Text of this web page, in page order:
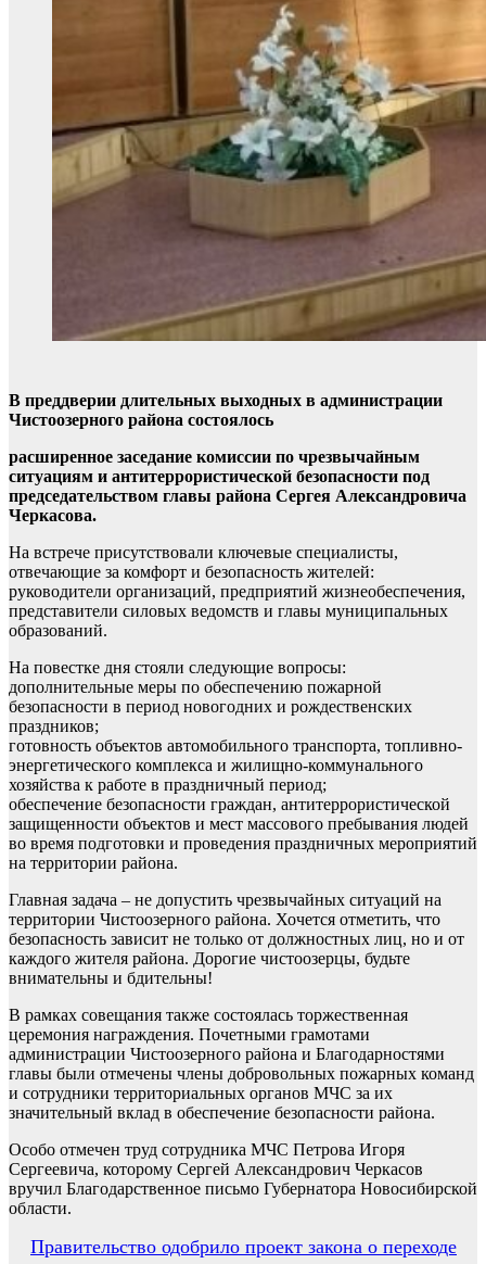
В преддверии длительных выходных в администрации
Чистоозерного района состоялось
расширенное заседание комиссии по чрезвычайным
ситуациям и антитеррористической безопасности под
председательством главы района Сергея Александровича
Черкасова.
На встрече присутствовали ключевые специалисты,
отвечающие за комфорт и безопасность жителей:
руководители организаций, предприятий жизнеобеспечения,
представители силовых ведомств и главы муниципальных
образований.
На повестке дня стояли следующие вопросы:
дополнительные меры по обеспечению пожарной
безопасности в период новогодних и рождественских
праздников;
готовность объектов автомобильного транспорта, топливно-
энергетического комплекса и жилищно-коммунального
хозяйства к работе в праздничный период;
обеспечение безопасности граждан, антитеррористической
защищенности объектов и мест массового пребывания людей
во время подготовки и проведения праздничных мероприятий
на территории района.
Главная задача – не допустить чрезвычайных ситуаций на
территории Чистоозерного района. Хочется отметить, что
безопасность зависит не только от должностных лиц, но и от
каждого жителя района. Дорогие чистоозерцы, будьте
внимательны и бдительны!
В рамках совещания также состоялась торжественная
церемония награждения. Почетными грамотами
администрации Чистоозерного района и Благодарностями
главы были отмечены члены добровольных пожарных команд
и сотрудники территориальных органов МЧС за их
значительный вклад в обеспечение безопасности района.
Особо отмечен труд сотрудника МЧС Петрова Игоря
Сергеевича, которому Сергей Александрович Черкасов
вручил Благодарственное письмо Губернатора Новосибирской
области.
Навигация
Правительство одобрило проект закона о переходе